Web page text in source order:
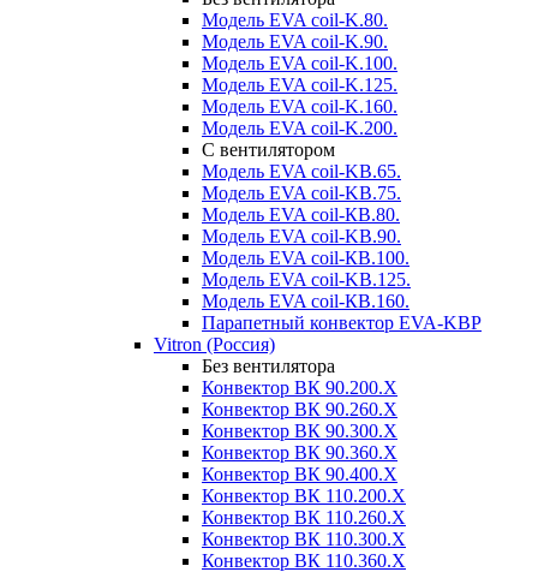
Модель EVA coil-K.80.
Модель EVA coil-K.90.
Модель EVA coil-K.100.
Модель EVA coil-K.125.
Модель EVA coil-K.160.
Модель EVA coil-K.200.
С вентилятором
Модель EVA coil-KВ.65.
Модель EVA coil-KВ.75.
Модель EVA coil-КВ.80.
Модель EVA coil-KВ.90.
Модель EVA coil-КВ.100.
Модель EVA coil-KВ.125.
Модель EVA coil-КВ.160.
Парапетный конвектор EVA-KВР
Vitron (Россия)
Без вентилятора
Конвектор ВК 90.200.X
Конвектор ВК 90.260.Х
Конвектор ВК 90.300.X
Конвектор ВК 90.360.X
Конвектор ВК 90.400.X
Конвектор ВК 110.200.X
Конвектор ВК 110.260.X
Конвектор ВК 110.300.Х
Конвектор ВК 110.360.X